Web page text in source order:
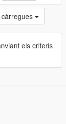
els criteris